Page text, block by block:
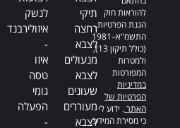
להוראות חוק
הגנת הפרטיות,
התשמ"א–1981
(כולל תיקון 13),
ולמטרות
המפורטות
במדיניות
הפרטיות של
האתר. ידוע לי
כי מסירת המידע
תיקי
רחצה
לצבא
מנעולים
לצבא
שעונים
מעוררים
לצבא
לנשק
איזולירבנד
-
איזו
טסה
גומי
הפעלה
-